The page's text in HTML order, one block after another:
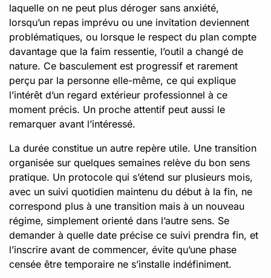
laquelle on ne peut plus déroger sans anxiété,
lorsqu’un repas imprévu ou une invitation deviennent
problématiques, ou lorsque le respect du plan compte
davantage que la faim ressentie, l’outil a changé de
nature. Ce basculement est progressif et rarement
perçu par la personne elle-même, ce qui explique
l’intérêt d’un regard extérieur professionnel à ce
moment précis. Un proche attentif peut aussi le
remarquer avant l’intéressé.
La durée constitue un autre repère utile. Une transition
organisée sur quelques semaines relève du bon sens
pratique. Un protocole qui s’étend sur plusieurs mois,
avec un suivi quotidien maintenu du début à la fin, ne
correspond plus à une transition mais à un nouveau
régime, simplement orienté dans l’autre sens. Se
demander à quelle date précise ce suivi prendra fin, et
l’inscrire avant de commencer, évite qu’une phase
censée être temporaire ne s’installe indéfiniment.